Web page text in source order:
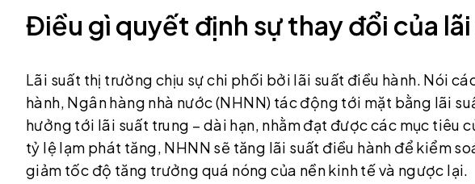
Điều gì quyết định sự thay đổi của
Lãi suất thị trường chịu sự chi phối bởi lãi suất điều hành. Nói
hành, Ngân hàng nhà nước (NHNN) tác động tới mặt bằng lãi
hưởng tới lãi suất trung – dài hạn, nhằm đạt được các mục tiêu
tỷ lệ lạm phát tăng, NHNN sẽ tăng lãi suất điều hành để kiểm
giảm tốc độ tăng trưởng quá nóng của nền kinh tế và ngược lại.